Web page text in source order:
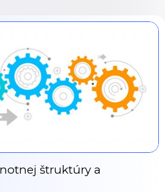
štruktúry a